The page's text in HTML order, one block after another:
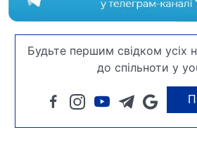
Будьте першим свідком усіх
до спільноти у